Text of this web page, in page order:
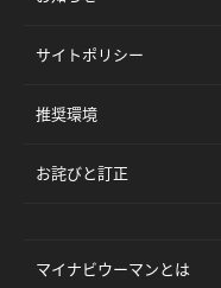
サイトポリシー
推奨環境
お詫びと訂正
マイナビウーマンとは